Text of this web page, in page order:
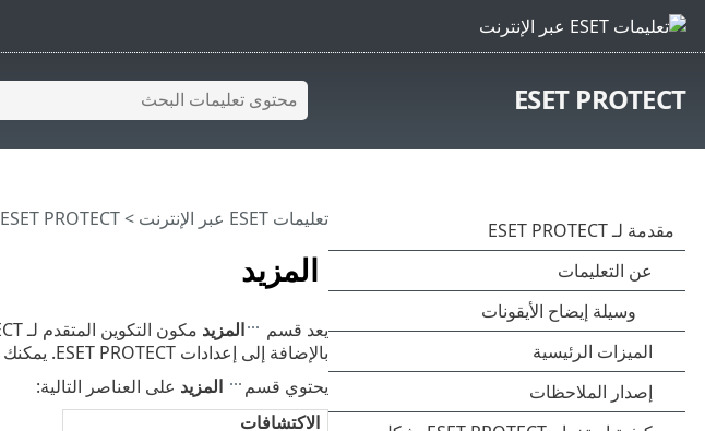
ESET PROTECT
المزيد
تعليمات ESET عبر الإنترنت >
ESET PROTECT
يعد قسم المزيد
بالإضافة إلى إعدادات ESET PROTECT. يمكنك استخدام هذه الأدوات لتكوين بيئة الشبكة الخاصة بك بطريقة لا تتطلب الكثير من الصيانة.
يحتوي قسم
المزيد على العناصر التالية:
الاكتشافات